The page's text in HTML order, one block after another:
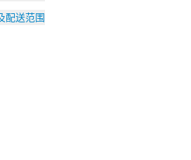
配送范围